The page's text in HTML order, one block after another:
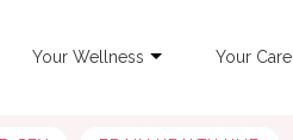
Your Wellness Your Care